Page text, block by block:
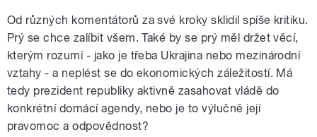
Od různých komentátorů za své kroky sklidil spíše kritiku.
Prý se chce zalíbit všem. Také by se prý měl držet věcí,
kterým rozumí - jako je třeba Ukrajina nebo mezinárodní
vztahy - a neplést se do ekonomických záležitostí. Má
tedy prezident republiky aktivně zasahovat vládě do
konkrétní domácí agendy, nebo je to výlučně její
pravomoc a odpovědnost?